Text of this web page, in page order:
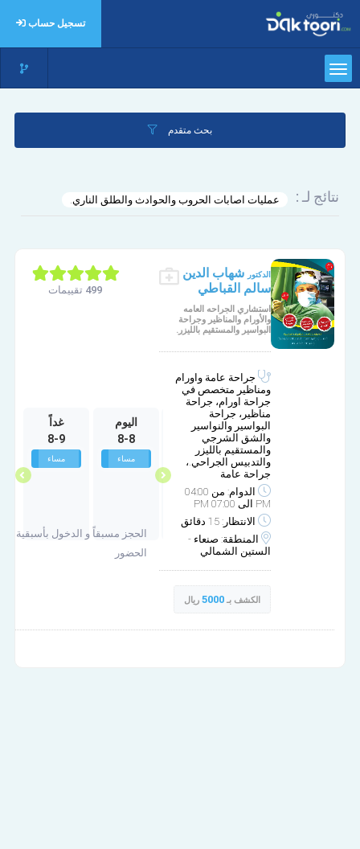
تسجيل حساب
بحث متقدم
نتائج لـ : عمليات اصابات الحروب والحوادث والطلق الناري.
الدكتور
شهاب الدين
سالم القباطي
استشاري الجراحه العامه
والأورام والمناظير وجراحة
البواسير والمستقيم بالليزر.
جراحة عامة واورام
ومناظير متخصص في
جراحة اورام، جراحة
مناظير، جراحة
البواسير والنواسير
والشق الشرجي
والمستقيم بالليزر
والتدبيس الجراحي.،
جراحة عامة
الدوام: من 04:00
PM الى 07:00 PM
الانتظار: 15 دقائق
المنطقة: صنعاء -
الستين الشمالي
الكشف بـ5000 ريال
الخميس
10-1
غير متوفر
الجمعة
10-2
غير متوفر
اليوم
8-8
مساء
غداً
8-9
مساء
الحجز مسبقاً و الدخول بأسبقية
الحضور
499 تقييمات